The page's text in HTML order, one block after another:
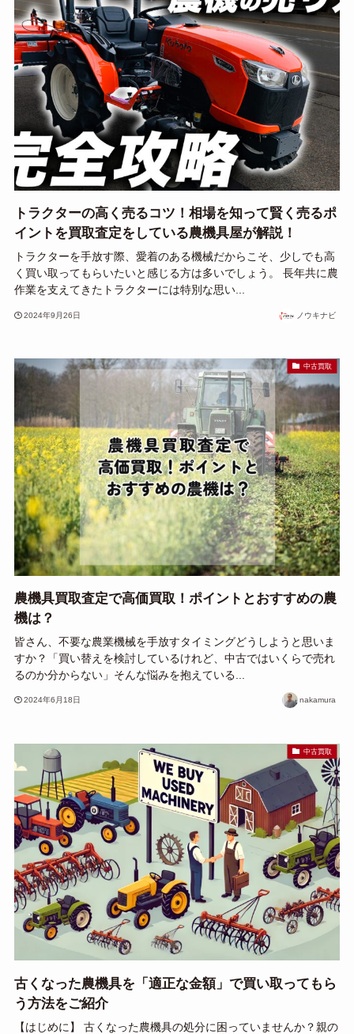
トラクターの高く売るコツ！相場を知って賢く売るポ
イントを買取査定をしている農機具屋が解説！
トラクターを手放す際、愛着のある機械だからこそ、少しでも高
く買い取ってもらいたいと感じる方は多いでしょう。 長年共に農
作業を支えてきたトラクターには特別な思い...
2024年9月26日 ノウキナビ
中古買取
農機具買取査定で高価買取！ポイントとおすすめの農
機は？
皆さん、不要な農業機械を手放すタイミングどうしようと思いま
すか？「買い替えを検討しているけれど、中古ではいくらで売れ
るのか分からない」そんな悩みを抱えている...
2024年6月18日 nakamura
中古買取
古くなった農機具を「適正な金額」で買い取ってもら
う方法をご紹介
【はじめに】 古くなった農機具の処分に困っていませんか？親の